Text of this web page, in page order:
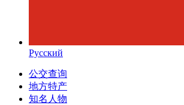
Русский
公交查询
地方特产
知名人物